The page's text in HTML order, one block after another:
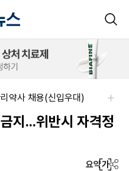
약사 채용(신입우대)
지...위반시 자격정
요약가